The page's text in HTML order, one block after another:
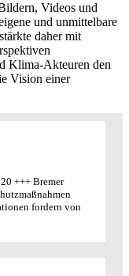
Videos und
und unmittelbare
stärkte daher mit
Klima-Akteuren den
Vision einer
+++ Bremer
fordern von